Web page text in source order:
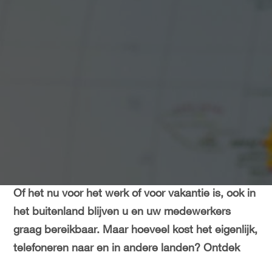
Of het nu voor het werk of voor vakantie is, ook in
het buitenland blijven u en uw medewerkers
graag bereikbaar. Maar hoeveel kost het eigenlijk,
telefoneren naar en in andere landen? Ontdek